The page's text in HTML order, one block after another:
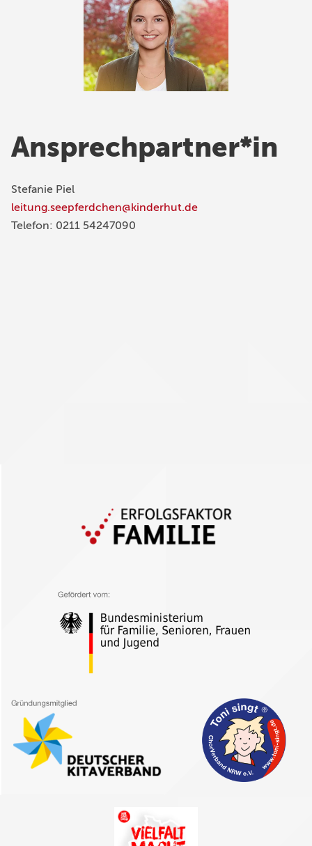
Ansprechpartner*in
Stefanie Piel
leitung.seepferdchen@kinderhut.de
Telefon: 0211 54247090